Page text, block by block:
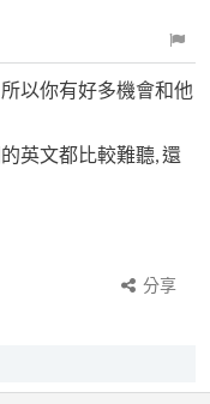
以你有好多機會和他
英文都比較難聽, 還
分享